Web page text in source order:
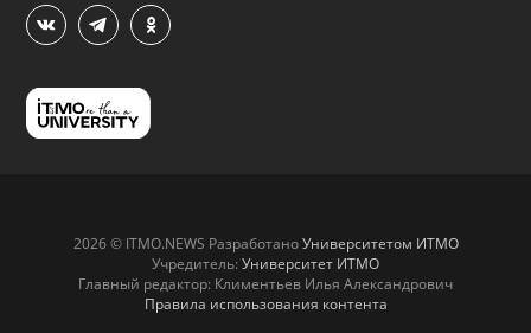
2026 © ITMO.NEWS РазработаноУниверситетом ИТМО
Учредитель: Университет ИТМО
Главный редактор: Климентьев Илья Александрович
Правила использования контента